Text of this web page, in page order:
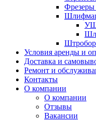
Фрезеры
Условия аренды и
Доставка и
Ремонт и
Контакты
О компании
О компании
Отзывы
Вакансии